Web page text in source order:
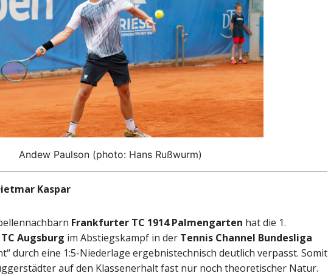
Andew Paulson (photo: Hans Rußwurm)
Kaspar
Frankfurter TC 1914 Palmengarten hat die 1.
TC Augsburg im Abstiegskampf in der Tennis Channel Bundesliga
durch eine 1:5-Niederlage ergebnistechnisch deutlich verpasst. Somit
auf den Klassenerhalt fast nur noch theoretischer Natur.